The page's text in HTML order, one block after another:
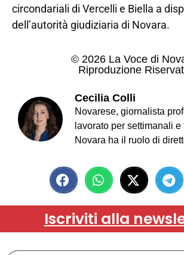
circondariali di Vercelli e Biella a
dell’autorità giudiziaria di Novara.
© 2026 La Voce di
Riproduzione
Cecilia Colli
Novarese, giornalista
lavorato per settimanali e
Novara ha il ruolo di
Iscriviti alla